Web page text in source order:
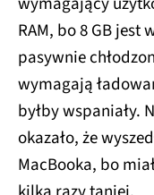
RAM, bo 8 GB
pasywnie
wymagają
byłby wspaniały.
okazało, że
MacBooka, bo